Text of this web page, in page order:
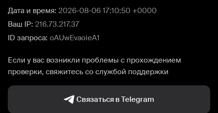
Дата и время: 2026-08-06 17:10:50 +0000
Ваш IP: 216.73.217.37
ID запроса: oAUwEvaoieA1
Если у вас возникли проблемы с прохождением
проверки, свяжитесь со службой поддержки
Связаться в Telegram